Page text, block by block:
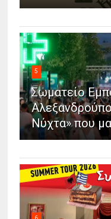
5
Σωματείο
Νύχτα» που